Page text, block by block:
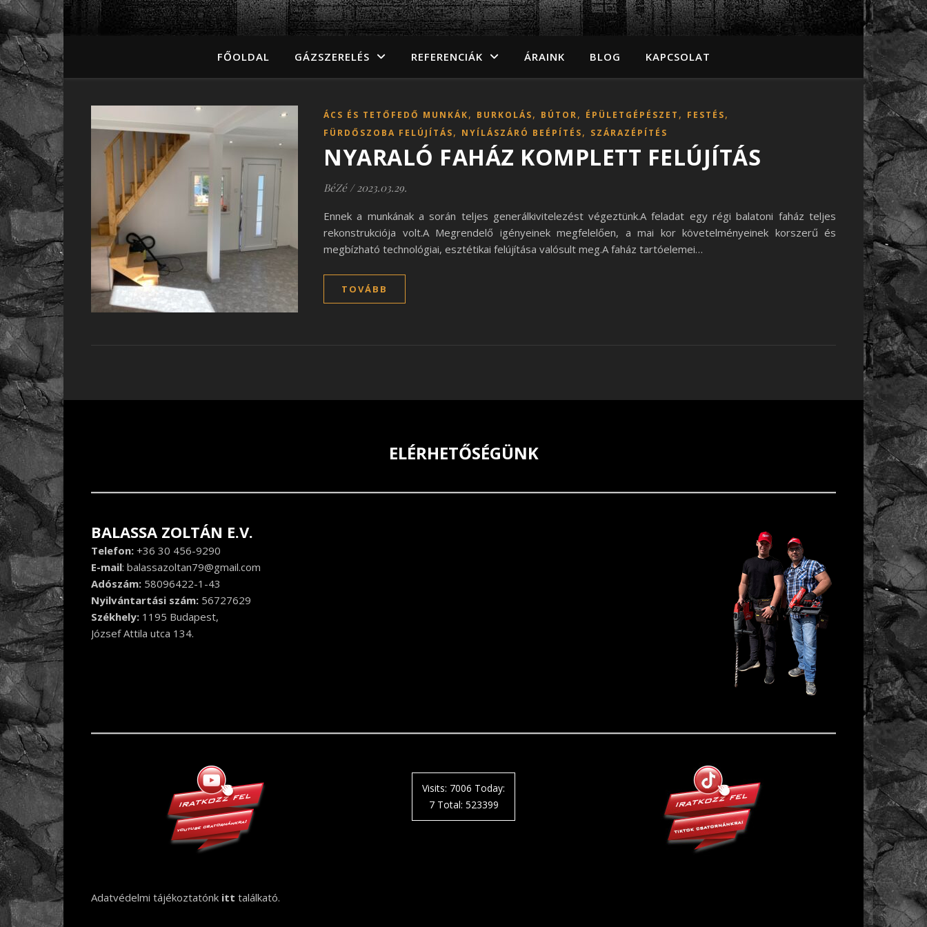
FŐOLDAL GÁZSZERELÉS REFERENCIÁK ÁRAINK BLOG KAPCSOLAT
ÁCS ÉS TETŐFEDŐ MUNKÁK, BURKOLÁS, BÚTOR, ÉPÜLETGÉPÉSZET , FESTÉS,
FÜRDŐSZOBA FELÚJÍTÁS, NYÍLÁSZÁRÓ BEÉPÍTÉS, SZÁRAZÉPÍTÉS
NYARALÓ FAHÁZ KOMPLETT FELÚJÍTÁS
BéZé / 2023.03.29.
Ennek a munkának a során teljes generálkivitelezést végeztünk.A feladat egy régi balatoni faház teljes
rekonstrukciója volt.A Megrendelő igényeinek megfelelően, a mai kor követelményeinek korszerű és
megbízható technológiai, esztétikai felújítása valósult meg.A faház tartóelemei…
TOVÁBB
ELÉRHETŐSÉGÜNK
BALASSA ZOLTÁN E.V.
Telefon: +36 30 456-9290
E-mail: balassazoltan79@gmail.com
Adószám: 58096422-1-43
Nyilvántartási szám: 56727629
Székhely: 1195 Budapest,
József Attila utca 134.
Visits: 7006 Today:
7 Total: 523399
Adatvédelmi tájékoztatónk itt találkató.